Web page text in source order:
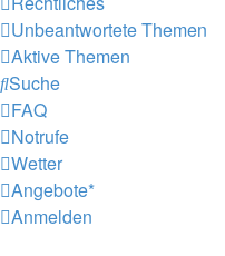
Unbeantwortete Themen
Aktive Themen
Suche
FAQ
Notrufe
Wetter
Angebote*
Anmelden